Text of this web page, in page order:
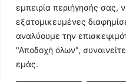
εμπειρία περιήγησής σας,
εξατομικευμένες
αναλύουμε την
"Αποδοχή όλων",
εμάς.
Κωδικός: 2347738 ,